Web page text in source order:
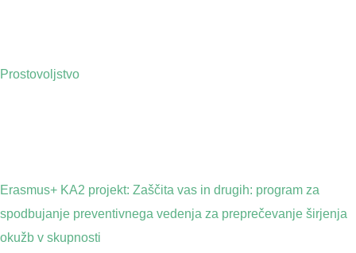
Prostovoljstvo
Erasmus+ KA2 projekt: Zaščita vas in drugih: program za
spodbujanje preventivnega vedenja za preprečevanje širjenja
okužb v skupnosti